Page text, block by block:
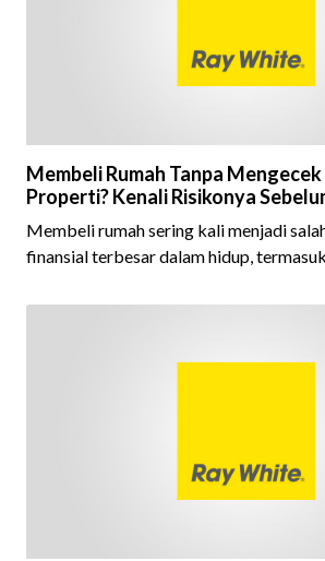
Membeli Rumah Tanpa
Properti? Kenali Risikonya
Membeli rumah sering kali menjadi
finansial terbesar dalam hidup,
kepemilikan hunian maupun investasi
fokus pada harga atau lokasi tanpa